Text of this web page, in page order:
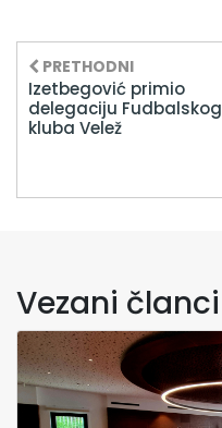
PRETHODNI
Izetbegović primio
delegaciju Fudbalskog
kluba Velež
Vezani članci